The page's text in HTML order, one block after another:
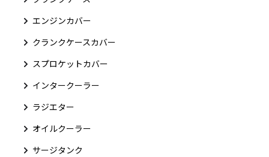
エンジンカバー
クランクケースカバー
スプロケットカバー
インタークーラー
ラジエター
オイルクーラー
サージタンク